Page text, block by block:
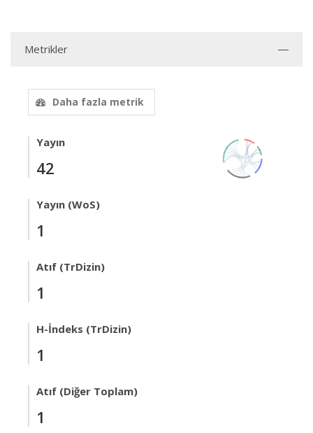
Metrikler
Daha fazla metrik
Yayın
42
Yayın (WoS)
1
Atıf (TrDizin)
1
H-İndeks (TrDizin)
1
Atıf (Diğer Toplam)
1